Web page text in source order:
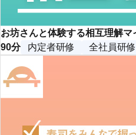
お坊さんと体験する相互理解
90分
内定者研修 全社員研修